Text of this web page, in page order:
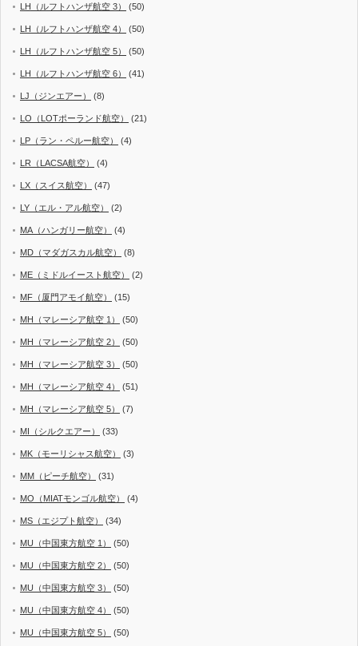
LH（ルフトハンザ航空 3） (50)
LH（ルフトハンザ航空 4） (50)
LH（ルフトハンザ航空 5） (50)
LH（ルフトハンザ航空 6） (41)
LJ（ジンエアー） (8)
LO（LOTポーランド航空） (21)
LP（ラン・ペルー航空） (4)
LR（LACSA航空） (4)
LX（スイス航空） (47)
LY（エル・アル航空） (2)
MA（ハンガリー航空） (4)
MD（マダガスカル航空） (8)
ME（ミドルイースト航空） (2)
MF（厦門アモイ航空） (15)
MH（マレーシア航空 1） (50)
MH（マレーシア航空 2） (50)
MH（マレーシア航空 3） (50)
MH（マレーシア航空 4） (51)
MH（マレーシア航空 5） (7)
MI（シルクエアー） (33)
MK（モーリシャス航空） (3)
MM（ピーチ航空） (31)
MO（MIATモンゴル航空） (4)
MS（エジプト航空） (34)
MU（中国東方航空 1） (50)
MU（中国東方航空 2） (50)
MU（中国東方航空 3） (50)
MU（中国東方航空 4） (50)
MU（中国東方航空 5） (50)